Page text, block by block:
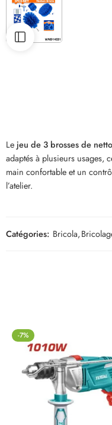
Lejeu de 3 brosses de
adaptés à plusieurs usages,
main confortable et un
l’atelier.
Catégories: Bricola,
-7%